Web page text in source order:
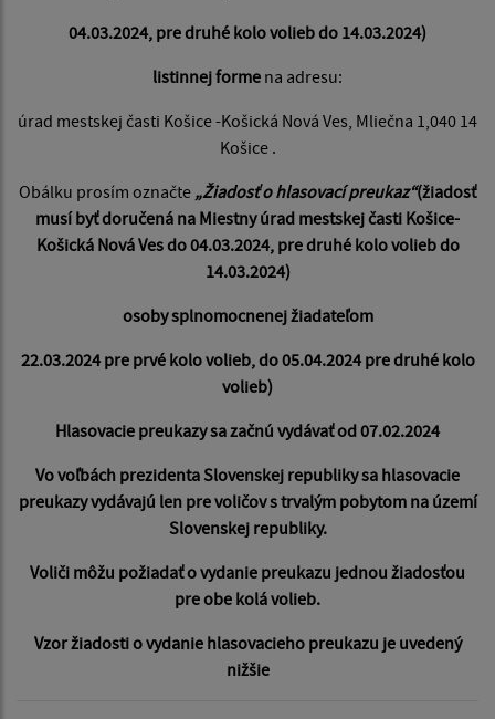
04.03.2024, pre druhé kolo volieb do 14.03.2024)
listinnej forme na adresu:
úrad mestskej časti Košice -Košická Nová Ves, Mliečna 1,040 14
Košice .
Obálku prosím označte „Žiadosť o hlasovací preukaz“(žiadosť
musí byť doručená na Miestny úrad mestskej časti Košice-
Košická Nová Ves do 04.03.2024, pre druhé kolo volieb do
14.03.2024)
osoby splnomocnenej žiadateľom
22.03.2024 pre prvé kolo volieb, do 05.04.2024 pre druhé kolo
volieb)
Hlasovacie preukazy sa začnú vydávať od 07.02.2024
Vo voľbách prezidenta Slovenskej republiky sa hlasovacie
preukazy vydávajú len pre voličov s trvalým pobytom na území
Slovenskej republiky.
Voliči môžu požiadať o vydanie preukazu jednou žiadosťou
pre obe kolá volieb.
Vzor žiadosti o vydanie hlasovacieho preukazu je uvedený
nižšie